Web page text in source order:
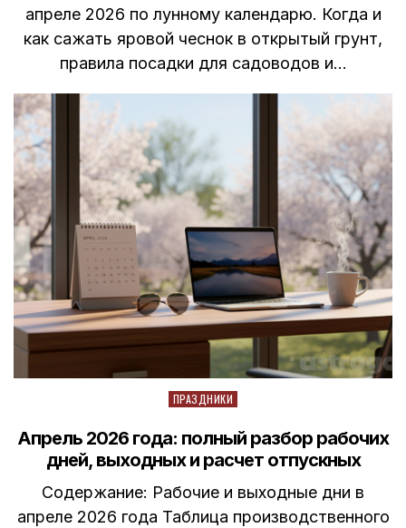
апреле 2026 по лунному календарю. Когда и
как сажать яровой чеснок в открытый грунт,
правила посадки для садоводов и…
Posted
ПРАЗДНИКИ
Апрель 2026 года: полный разбор рабочих
дней, выходных и расчет отпускных
Содержание: Рабочие и выходные дни в
апреле 2026 года Таблица производственного